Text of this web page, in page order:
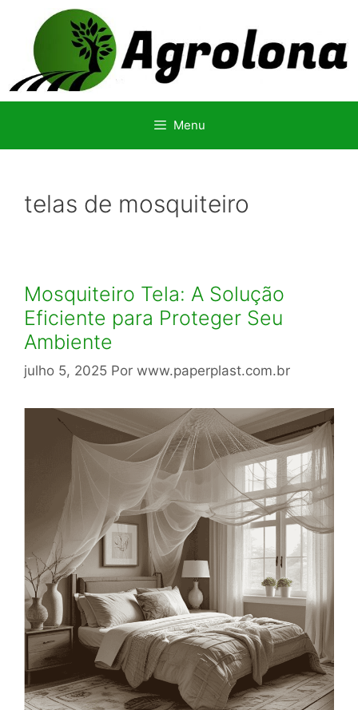
conteúdo
Menu
telas de mosquiteiro
Mosquiteiro Tela: A Solução
Eficiente para Proteger Seu
Ambiente
julho 5, 2025 Por www.paperplast.com.br